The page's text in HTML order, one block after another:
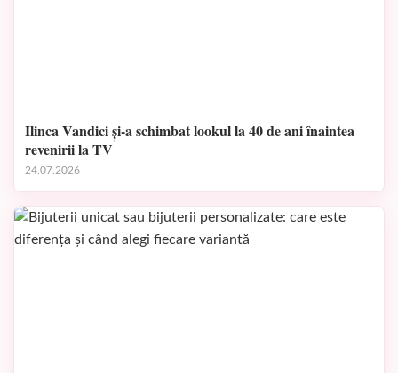
Ilinca Vandici și-a schimbat lookul la 40 de ani înaintea
revenirii la TV
24.07.2026